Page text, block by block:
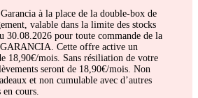
à la place de la double-box de
valable dans la limite des stocks
30.08.2026 pour toute commande de la
Cette offre active un
18,90€/mois. Sans résiliation de votre
seront de 18,90€/mois. Non
et non cumulable avec d’autres
cours.